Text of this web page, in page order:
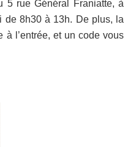
5 rue Général Franiatte, à
de 8h30 à 13h. De plus, la
l’entrée, et un code vous